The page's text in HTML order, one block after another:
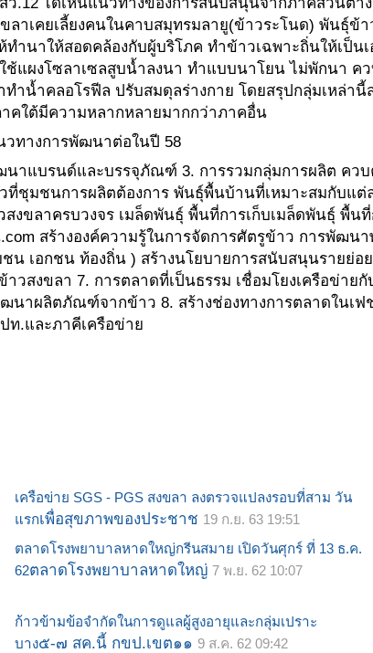
าเคยเลี้ยงคนในคาบสมุทรมลายู(ข้าวระโนด) พันธุ์ข้า
ำนาให้สอดคล้องกับผู้บริโภค ทำข้าวเฉพาะถิ่นให้เป็น
ช้แผงโซลาเซลสูบน้ำลงนา ทำแบบนาโยน ไม่พักนา
น้ำคลอโรฟีล ปรับสมดุลร่างกาย โดยสรุปกลุ่มเหล่านี้
คใต้มีความหลากหลายมากกว่าภาคอื่น
ทางการพัฒนาต่อในปี 58
าแบรนด์และบรรจุภัณฑ์ 3. การรวมกลุ่มการผลิต ค
ชุมชนการผลิตต้องการ พันธุ์พื้นบ้านที่เหมาะสมกับแต่
งขลาครบวงจร เมล็ดพันธุ์ พื้นที่การเก็บเมล็ดพันธุ์ พื้
สร้างองค์ความรู้ในการจัดการศัตรูข้าว การพัฒ
เอกชน ท้องถิ่น ) สร้างนโยบายการสนับสนุนรายย่อ
สงขลา 7. การตลาดที่เป็นธรรม เชื่อมโยงเครือข่าย
าผลิตภัณฑ์จากข้าว 8. สร้างช่องทางการตลาดในเ
ท.และภาคีเครือข่าย
เครือข่าย SGS - PGS สงขลา ลงตรวจแปลงรอบที่สาม วัน
แรกเพื่อสุขภาพของประชาช 19 ก.ย. 63 19:51
ตลาดโรงพยาบาลหาดใหญ่กรีน​สมาย เปิดวันศุกร์ ที่ 13 ธ.ค.
62ตลาดโรงพยาบาลหาดใหญ่ 7 พ.ย. 62 10:07
ก้าวข้ามข้อจำกัดในการดูแลผู้สูงอายุและกลุ่มเปราะ
บาง๕-๗ สค.นี้ กขป.เขต๑๑ 9 ส.ค. 62 09:42